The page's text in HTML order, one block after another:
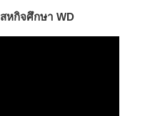
สหกิจศึกษา WD